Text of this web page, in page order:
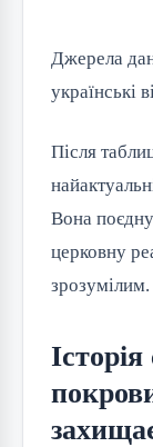
Джерела
українські
Після
Вона
церковну
зрозумілим.